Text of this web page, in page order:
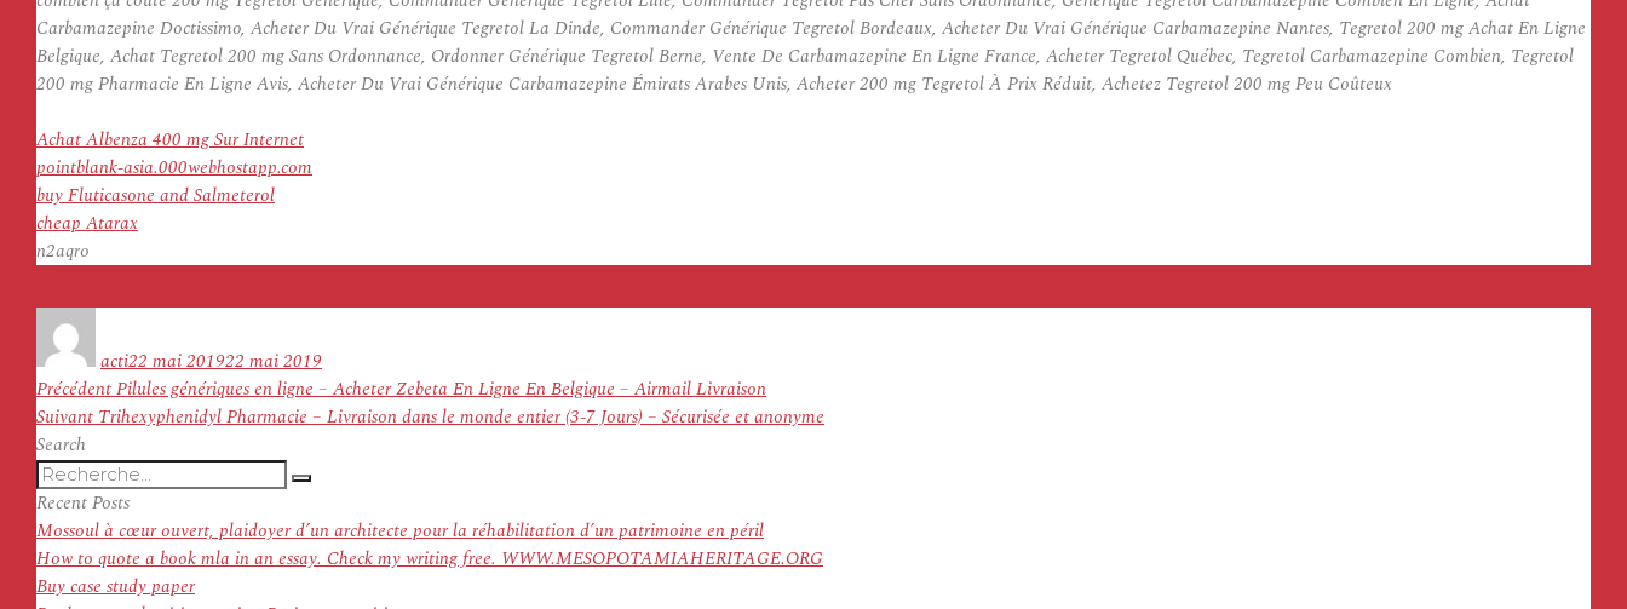
Carbamazepine Doctissimo, Acheter Du Vrai Générique Tegretol La Dinde, Commander Générique Tegretol Bordeaux, Acheter Du Vrai Générique Carbamazepine Nantes, Tegretol 200 mg Achat En Ligne
Belgique, Achat Tegretol 200 mg Sans Ordonnance, Ordonner Générique Tegretol Berne, Vente De Carbamazepine En Ligne France, Acheter Tegretol Québec, Tegretol Carbamazepine Combien, Tegretol
200 mg Pharmacie En Ligne Avis, Acheter Du Vrai Générique Carbamazepine Émirats Arabes Unis, Acheter 200 mg Tegretol À Prix Réduit, Achetez Tegretol 200 mg Peu Coûteux
Achat Albenza 400 mg Sur Internet
pointblank-asia.000webhostapp.com
buy Fluticasone and Salmeterol
cheap Atarax
n2aqro
actile
22 mai 201922 mai 2019
Navigation
de
l’article
PrécédentArticle
précédent :
Pilules génériques en ligne – Acheter Zebeta En Ligne En Belgique – Airmail Livraison
Suivant Article
Trihexyphenidyl Pharmacie – Livraison dans le monde entier (3-7 Jours) – Sécurisée et anonyme
Search
Recherche
pour
:
Recherche
Recent Posts
Mossoul à cœur ouvert, plaidoyer d’un architecte pour la réhabilitation d’un patrimoine en péril
How to quote a book mla in an essay. Check my writing free. WWW.MESOPOTAMIAHERITAGE.ORG
Buy case study paper